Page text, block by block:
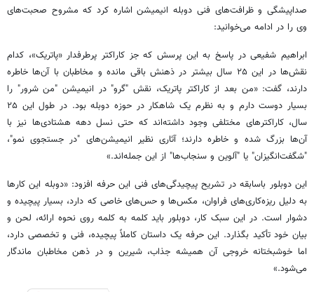
صداپیشگی و ظرافت‌های فنی دوبله انیمیشن اشاره کرد که مشروح صحبت‌های
وی را در ادامه می‌خوانید:
ابراهیم شفیعی در پاسخ به این پرسش که جز کاراکتر پرطرفدار «پاتریک»، کدام
نقش‌ها در این ۲۵ سال بیشتر در ذهنش باقی مانده و مخاطبان با آن‌ها خاطره
دارند، گفت: «من بعد از کاراکتر پاتریک، نقش "گرو" در انیمیشن "من شرور" را
بسیار دوست دارم و به نظرم یک شاهکار در حوزه دوبله بود. در طول این ۲۵
سال، کاراکترهای مختلفی وجود داشته‌اند که حتی نسل دهه هشتادی‌ها نیز با
آن‌ها بزرگ شده و خاطره دارند؛ آثاری نظیر انیمیشن‌های "در جستجوی نمو"،
"شگفت‌انگیزان" یا "آلوین و سنجاب‌ها" از این جمله‌اند.»
این دوبلور باسابقه در تشریح پیچیدگی‌های فنی این حرفه افزود: «دوبله این کارها
به دلیل ریزه‌کاری‌های فراوان، مکس‌ها و حس‌های خاصی که دارد، بسیار پیچیده و
دشوار است. در این سبک کار، دوبلور باید کلمه به کلمه روی نحوه ارائه، لحن و
بیان خود تأکید بگذارد. این حرفه یک داستان کاملاً پیچیده، فنی و تخصصی دارد،
اما خوشبختانه خروجی آن همیشه جذاب، شیرین و در ذهن مخاطبان ماندگار
می‌شود.»